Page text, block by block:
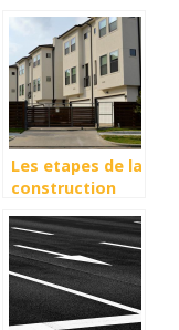
Les etapes de la
construction